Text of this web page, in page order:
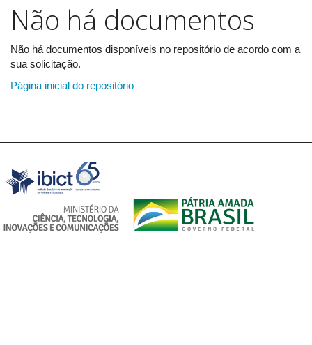
Não há documentos
Não há documentos disponíveis no repositório de acordo com a
sua solicitação.
Página inicial do repositório